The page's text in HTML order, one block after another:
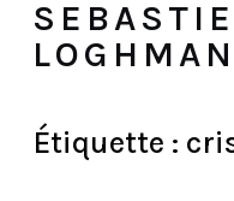
LOGHMAN
Étiquette :